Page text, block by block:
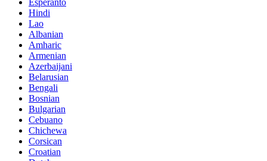
Hindi
Lao
Albanian
Amharic
Armenian
Azerbaijani
Belarusian
Bengali
Bosnian
Bulgarian
Cebuano
Chichewa
Corsican
Croatian